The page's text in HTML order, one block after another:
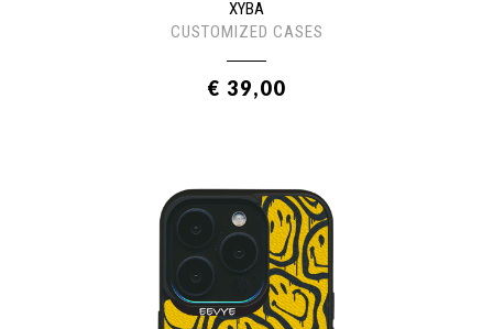
XYBA
CUSTOMIZED CASES
€ 39,00